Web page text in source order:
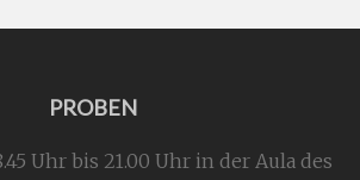
PROBEN
Uhr bis 21.00 Uhr in der Aula des